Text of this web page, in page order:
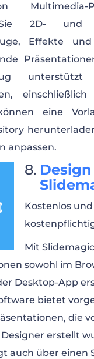
Multimedia-
2D- und
Effekte
unterstützt
eine
anpassen.
Kostenlos und
Mit
sowohl im
Desktop-App
bietet
die
erstellt
auch über einen